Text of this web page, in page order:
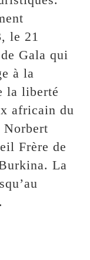
le 21
Gala qui
à la
la liberté
africain du
Norbert
Frère de
La